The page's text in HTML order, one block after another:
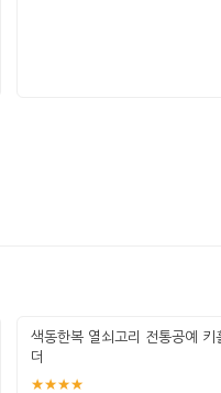
색동한복 열쇠고리 전통공예 키
더
★★★★